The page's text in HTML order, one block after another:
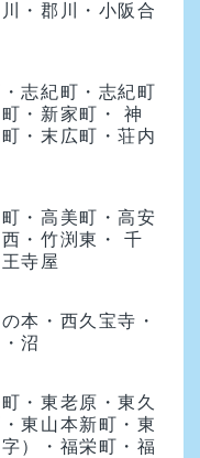
・郡川・小阪合
志紀町・志紀町
・新家町・ 神
・末広町・荘内
・高美町・高安
・竹渕東・ 千
寺屋
本・西久宝寺・
沼
・東老原・東久
東山本新町・東
）・福栄町・福